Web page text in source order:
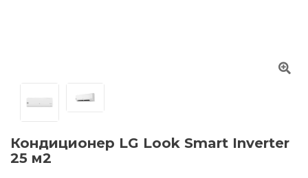
Кондиционер LG Look Smart Inverter
25 м2